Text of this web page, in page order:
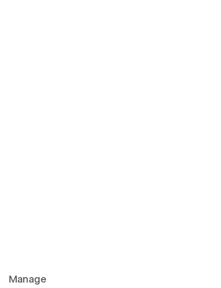
Manage